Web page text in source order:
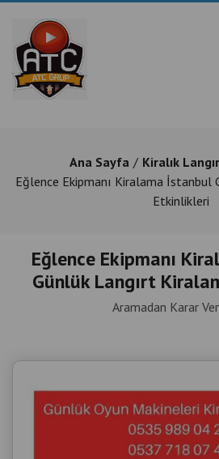
Ana Sayfa
Kiralık
Eğlence Ekipmanı Kiralama İstanbul
Etkinlikleri
Eğlence Ekipmanı
Günlük Langırt
Aramadan Karar